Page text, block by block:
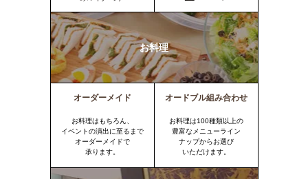
お料理
オーダーメイド
お料理はもちろん、
イベントの演出に至るまで
オーダーメイドで
承ります。
オードブル組み合わせ
お料理は100種類以上の
豊富なメニューライン
ナップからお選び
いただけます。